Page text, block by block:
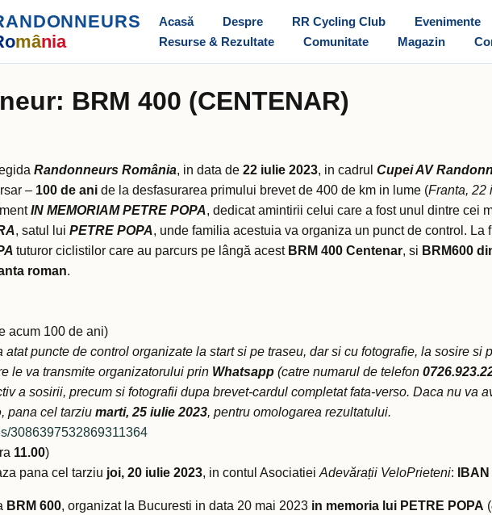
mânia
Acasă Despre RR Cycling Club Evenimente
Resurse & Rezultate
Comunitate Magazin
BRM 400 (CENTENAR)
Randonneurs România, in data de 22 iulie 2023, in cadrul Cupei AV
– 100 de ani de la desfasurarea primului brevet de 400 de km in lume (Franta, 22
IN MEMORIAM PETRE POPA, dedicat amintirii celui care a fost unul dintre cei
, satul lui PETRE POPA, unde familia acestuia va organiza un punct de control. La
tuturor ciclistilor care au parcurs pe lângă acest BRM 400 Centenar, si BRM600
roman.
acum 100 de ani)
atat puncte de control organizate la start si pe traseu, dar si cu fotografie, la sosire
le va transmite organizatorului prin Whatsapp (catre numarul de telefon
a sosirii, precum si fotografii dupa brevet-cardul completat fata-verso. Daca nu va
, pana cel tarziu marti, 25 iulie 2023, pentru omologarea rezultatului.
3086397532869311364
11.00)
pana cel tarziu joi, 20 iulie 2023, in contul Asociatiei Adevărații VeloPrieteni:
BRM 600, organizat la Bucuresti in data 20 mai 2023 in memoria lui PETRE POPA (